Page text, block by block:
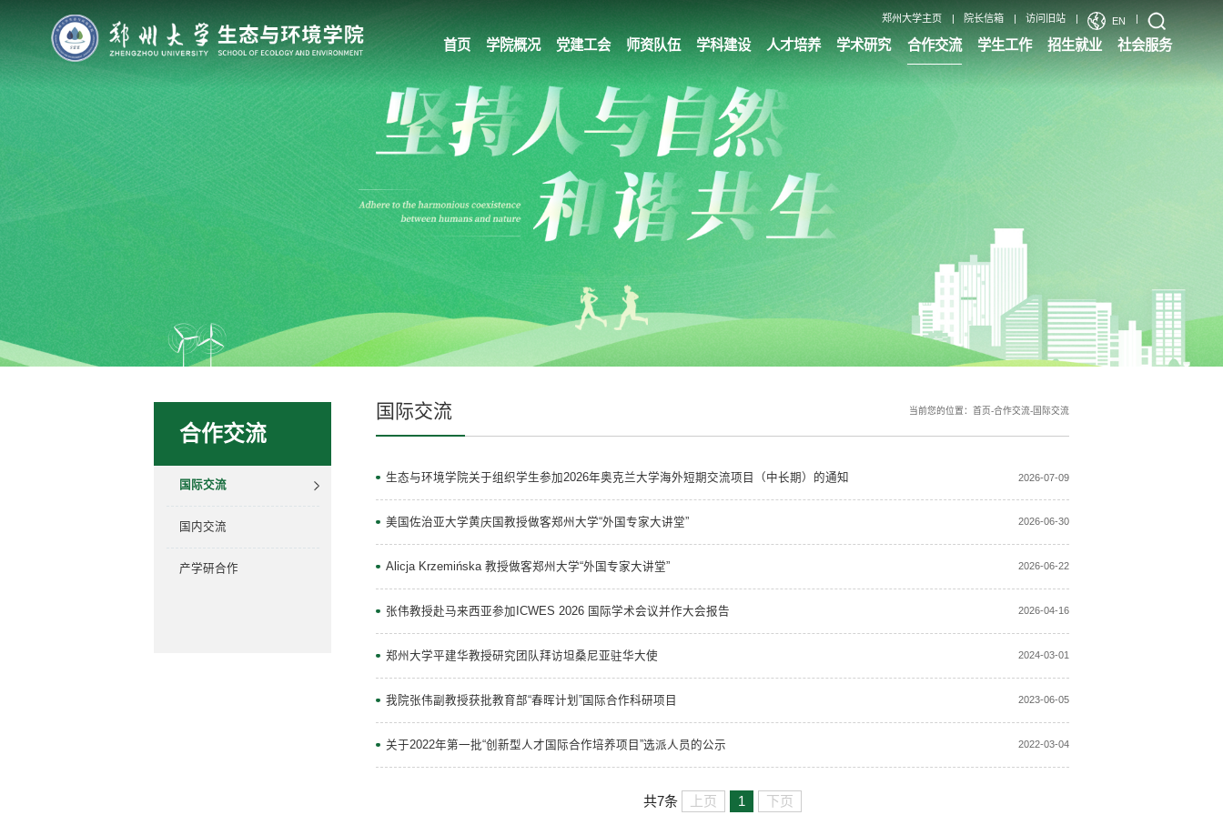
郑州大学主页 院长信箱 访问旧站 EN
首页 学院概况 党建工会 师资队伍 学科建设 人才培养 学术研究 合作交流 学生工作 招生就业 社会服务
合作交流
国际交流
国内交流
产学研合作
国际交流 当前您的位置：首页-合作交流-国际交流
生态与环境学院关于组织学生参加2026年奥克兰大学海外短期交流项目（中长期）的通知 2026-07-09
美国佐治亚大学黄庆国教授做客郑州大学“外国专家大讲堂” 2026-06-30
Alicja Krzemińska 教授做客郑州大学“外国专家大讲堂” 2026-06-22
张伟教授赴马来西亚参加ICWES 2026 国际学术会议并作大会报告 2026-04-16
郑州大学平建华教授研究团队拜访坦桑尼亚驻华大使 2024-03-01
我院张伟副教授获批教育部“春晖计划”国际合作科研项目 2023-06-05
关于2022年第一批“创新型人才国际合作培养项目”选派人员的公示 2022-03-04
共7条 上页 1 下页